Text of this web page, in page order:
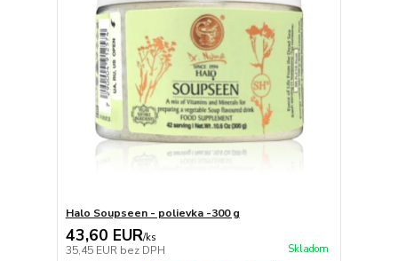
Halo Soupseen - polievka -300 g
43,60 EUR/ks
35,45 EUR bez DPH Skladom